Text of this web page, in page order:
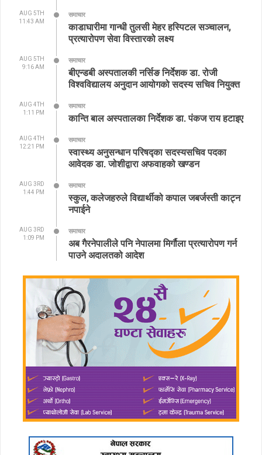
AUG 5TH
11:43 AM
समाचार
काडाघारीमा गान्धी तुलसी मेहर हस्पिटल सञ्चालन,
प्रत्यारोपण सेवा विस्तारको लक्ष्य
AUG 5TH
9:16 AM
समाचार
बीएन्डबी अस्पतालकी नर्सिङ निर्देशक डा. रोजी
विश्वविद्यालय अनुदान आयोगको सदस्य सचिव नियुक्त
AUG 4TH
1:11 PM
समाचार
कान्ति बाल अस्पतालका निर्देशक डा. पंकज राय हटाइए
AUG 4TH
12:21 PM
समाचार
स्वास्थ्य अनुसन्धान परिषद्का सदस्यसचिव पदका
आवेदक डा. जोशीद्वारा अफवाहको खण्डन
AUG 3RD
1:44 PM
समाचार
स्कुल, कलेजहरुले विद्यार्थीको कपाल जबर्जस्ती काट्न
नपाईने
AUG 3RD
1:09 PM
समाचार
अब गैरनेपालीले पनि नेपालमा मिर्गौला प्रत्यारोपण गर्न
पाउने अदालतको आदेश